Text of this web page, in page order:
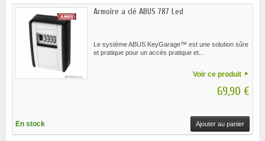
Armoire a clé ABUS 787 Led
Le système ABUS KeyGarage™ est une solution sûre
et pratique pour un accès pratique et...
Voir ce produit
69,90 €
En stock Ajouter au panier